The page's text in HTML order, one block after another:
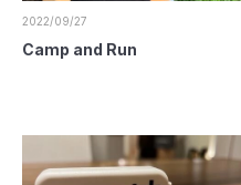
2022/09/27
Camp and Run